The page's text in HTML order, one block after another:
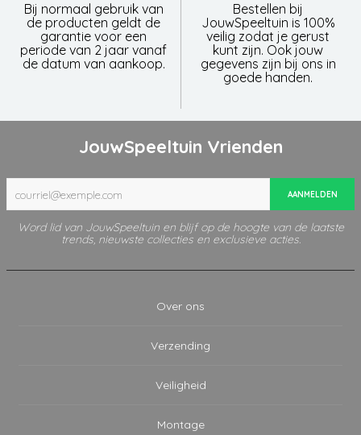
Bij normaal gebruik van
de producten geldt de
garantie voor een
periode van 2 jaar vanaf
de datum van aankoop.
Bestellen bij
JouwSpeeltuin is 100%
veilig zodat je gerust
kunt zijn. Ook jouw
gegevens zijn bij ons in
goede handen.
JouwSpeeltuin Vrienden
AANMELDEN
Word lid van JouwSpeeltuin en blijf op de hoogte van de laatste
trends, nieuwste collecties en exclusieve acties.
Over ons
Verzending
Veiligheid
Montage